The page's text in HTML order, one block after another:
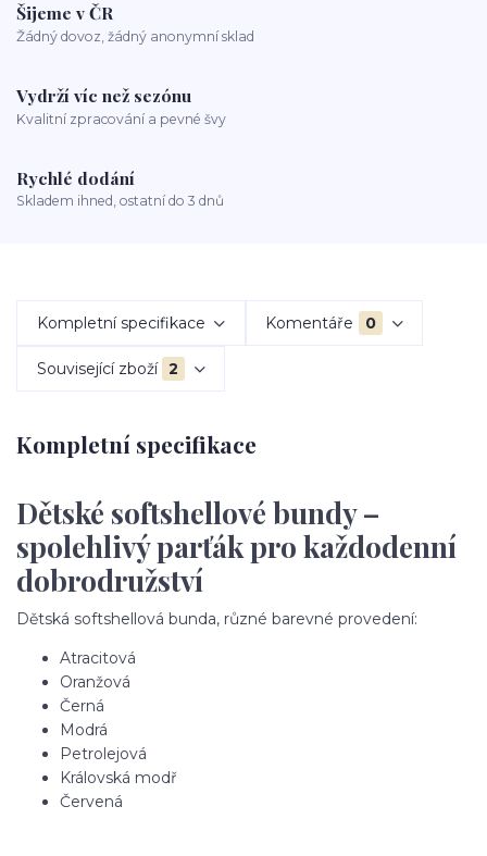
Šijeme v ČR
Žádný dovoz, žádný anonymní sklad
Vydrží víc než sezónu
Kvalitní zpracování a pevné švy
Rychlé dodání
Skladem ihned, ostatní do 3 dnů
Kompletní specifikace Komentáře 0
Související zboží 2
Kompletní specifikace
Dětské softshellové bundy –
spolehlivý parťák pro každodenní
dobrodružství
Dětská softshellová bunda, různé barevné provedení:
Atracitová
Oranžová
Černá
Modrá
Petrolejová
Královská modř
Červená